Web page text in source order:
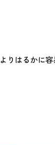
りはるかに容